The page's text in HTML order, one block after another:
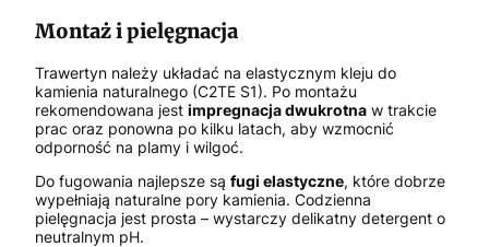
Montaż i pielęgnacja
Trawertyn należy układać na elastycznym kleju do
kamienia naturalnego (C2TE S1). Po montażu
rekomendowana jest impregnacja dwukrotna w trakcie
prac oraz ponowna po kilku latach, aby wzmocnić
odporność na plamy i wilgoć.
Do fugowania najlepsze są fugi elastyczne, które dobrze
wypełniają naturalne pory kamienia. Codzienna
pielęgnacja jest prosta – wystarczy delikatny detergent o
neutralnym pH.